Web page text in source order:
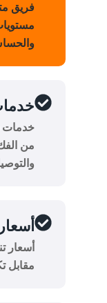
فريق
خدمات
من
أسعار
مقابل